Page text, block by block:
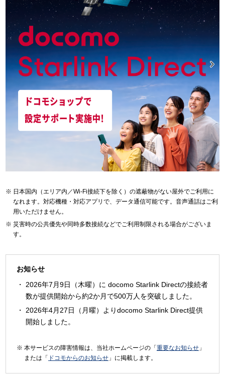
日本国内（エリア内／Wi-Fi接続下を除く）の遮蔽物がない屋外でご利用に
なれます。対応機種・対応アプリで、データ通信可能です。音声通話はご利
用いただけません。
災害時の公共優先や同時多数接続などでご利用制限される場合がございま
す。
お知らせ
2026年7月9日（木曜）に docomo Starlink Directの接続者
数が提供開始から約2か月で500万人を突破しました。
2026年4月27日（月曜）よりdocomo Starlink Direct提供
開始しました。
本サービスの障害情報は、当社ホームページの「 重要なお知らせ 」
または「 ドコモからのお知らせ 」に掲載します。